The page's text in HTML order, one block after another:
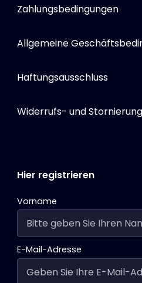
Zahlungsbedingungen
Allgemeine
Haftungsausschluss
Widerrufs- und
Hier registrieren
Vorname
E-Mail-Adresse